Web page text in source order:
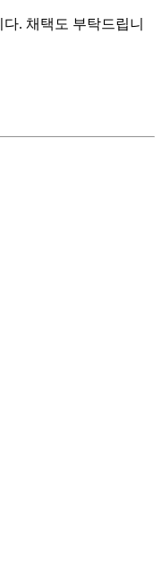
. 채택도 부탁드립니